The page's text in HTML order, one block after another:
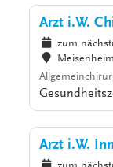
Arzt i.W.
zum
Meisenheim
Arzt i.W.